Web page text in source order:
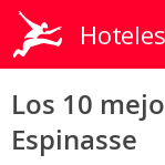
Hoteles
Los 10
Espinasse